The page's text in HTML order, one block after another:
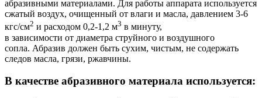
абразивными материалами. Для работы аппарата используется
сжатый воздух, очищенный от влаги и масла, давлением 3-6
кгс/см2 и расходом 0,2-1,2 м3 в минуту,
в зависимости от диаметра струйного и воздушного
сопла. Абразив должен быть сухим, чистым, не содержать
следов масла, грязи, ржавчины.
В качестве абразивного материала используется: